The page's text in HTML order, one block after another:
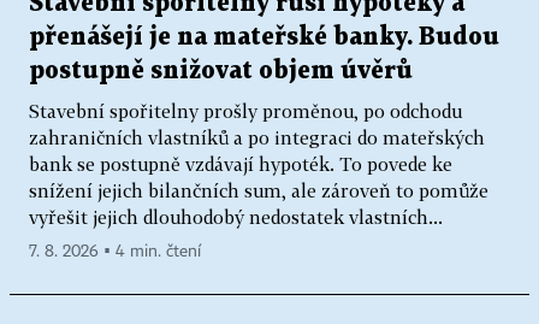
přenášejí je na mateřské banky. Budou
postupně snižovat objem úvěrů
Stavební spořitelny prošly proměnou, po odchodu
zahraničních vlastníků a po integraci do mateřských
bank se postupně vzdávají hypoték. To povede ke
snížení jejich bilančních sum, ale zároveň to pomůže
vyřešit jejich dlouhodobý nedostatek vlastních...
7. 8. 2026 ▪ 4 min. čtení